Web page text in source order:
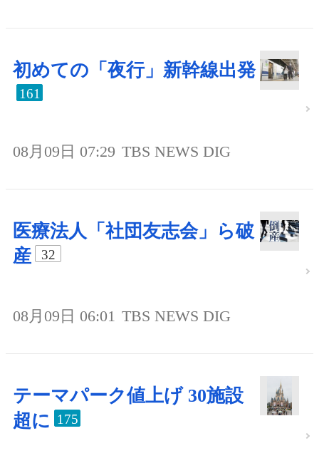
初めての「夜行」新幹線出発
161
08月09日 07:29 TBS NEWS DIG
医療法人「社団友志会」ら破
産
32
08月09日 06:01 TBS NEWS DIG
テーマパーク値上げ 30施設
超に 175